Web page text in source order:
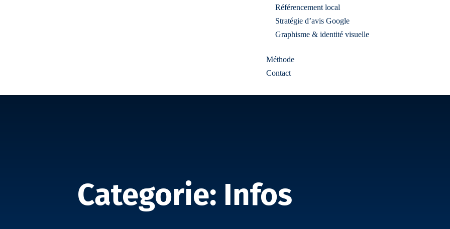
Référencement local
Stratégie d’avis Google
Graphisme & identité visuelle
Méthode
Contact
Categorie: Infos